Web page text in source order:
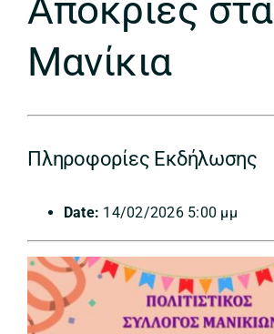
Απόκριες στα
Μανίκια
Πληροφορίες Εκδήλωσης
Date: 14/02/2026 5:00 μμ